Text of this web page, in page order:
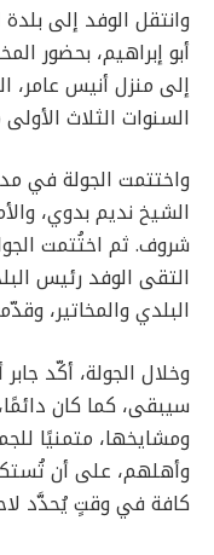
وانتقل الوفد إلى
أبو إبراهيم، بحضور
إلى منزل أنيس عامر،
السنوات الثلاث
واختتمت الجولة في
الشيخ نديم بدوي،
شروف. ثم اختُتمت
التقى الوفد رئيس
البلدي والمخاتير،
وخلال الجولة، أكّد
سيبقى، كما كان
ومشايخها، متمنيًا
وأهلهم، على أن
كافة في وقتٍ يُحدَّد